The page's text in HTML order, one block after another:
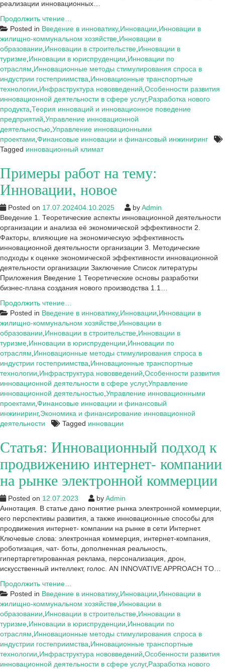
реализации инновационных…
Продолжить чтение…
инфраструктуры
инновационной
системы
и
инновационного
климата
региона
Posted in Введение в инноватику, Инновации Инновации в
жилищно-коммунальном хозяйстве Инновации в
образовании Инновации в строительстве Инновации в
туризме Инновации в юриспруденции Инновации по
отраслям Инновационные методы стимулирования спроса в
индустрии гостеприимства Инновационные транспортные
технологии Инфраструктура нововведений Особенности развития
инновационной деятельности в сфере услуг,Разработка нового
продукта Теория инноваций и инновационное поведение
предприятий Управление инновационной
деятельностью Управление инновационными
проектами Финансовые инновации и финансовый инжиниринг
Tagged инновационный климат
Примеры работ на тему:
Инновации, новое
Posted on 17.07.202404.10.2025 byAdmin
Введение 1. Теоретические аспекты инновационной деятельности
организации и анализа её экономической эффективности 2.
Факторы, влияющие на экономическую эффективность
инновационной деятельности организации 3. Методические
подходы к оценке экономической эффективности инновационной
деятельности организации Заключение Список литературы
Приложения Введение 1 Теоретические основы разработки
бизнес-плана создания нового производства 1.1…
Продолжить чтение…
работ
на
тему:
Инновации,
новое
Posted in Введение в инноватику, Инновации Инновации в
жилищно-коммунальном хозяйстве Инновации в
образовании Инновации в строительстве Инновации в
туризме Инновации в юриспруденции Инновации по
отраслям Инновационные методы стимулирования спроса в
индустрии гостеприимства Инновационные транспортные
технологии Инфраструктура нововведений Особенности развития
инновационной деятельности в сфере услуг,Управление
инновационной деятельностью Управление инновационными
проектами Финансовые инновации и финансовый
инжиниринг,Экономика и финансирование инновационной
деятельности
Tagged инновации
Статья: Инновационный подход к
продвижению интернет- компании
на рынке электронной коммерции
Posted on 12.07.2023 byAdmin
Аннотация. В статье дано понятие рынка электронной коммерции,
его перспективы развития, а также инновационные способы для
продвижения интернет- компании на рынке в сети Интернет.
Ключевые слова: электронная коммерция, интернет-компания,
роботизация, чат- боты, дополненная реальность,
гипертаргетированная реклама, персонализация, дрон,
искусственный интеллект, голос. AN INNOVATIVE APPROACH TO…
Продолжить чтение…
Инновационный
подход
к
продвижению
интернет-
компании
на
рынке
Posted in Введение в инноватику, Инновации Инновации в
жилищно-коммунальном хозяйстве Инновации в
образовании Инновации в строительстве Инновации в
туризме Инновации в юриспруденции Инновации по
отраслям Инновационные методы стимулирования спроса в
индустрии гостеприимства Инновационные транспортные
технологии Инфраструктура нововведений Особенности развития
инновационной деятельности в сфере услуг,Разработка нового